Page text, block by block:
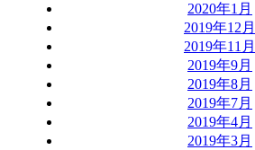
2020年1月
2019年12月
2019年11月
2019年9月
2019年8月
2019年7月
2019年4月
2019年3月